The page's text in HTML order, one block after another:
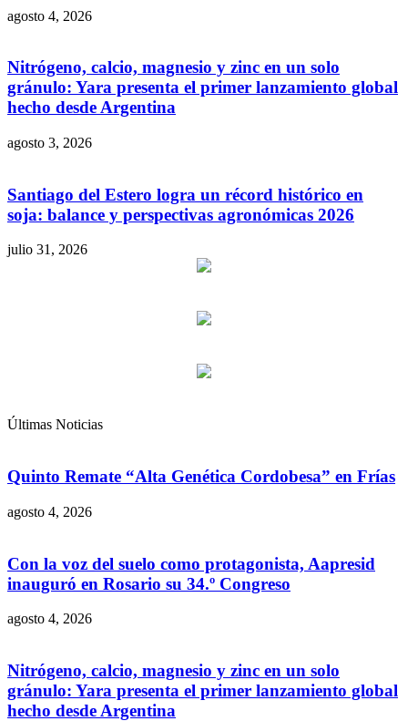
agosto 4, 2026
Nitrógeno, calcio, magnesio y zinc en un solo
gránulo: Yara presenta el primer lanzamiento global
hecho desde Argentina
agosto 3, 2026
Santiago del Estero logra un récord histórico en
soja: balance y perspectivas agronómicas 2026
julio 31, 2026
Últimas Noticias
Quinto Remate “Alta Genética Cordobesa” en Frías
agosto 4, 2026
Con la voz del suelo como protagonista, Aapresid
inauguró en Rosario su 34.º Congreso
agosto 4, 2026
Nitrógeno, calcio, magnesio y zinc en un solo
gránulo: Yara presenta el primer lanzamiento global
hecho desde Argentina